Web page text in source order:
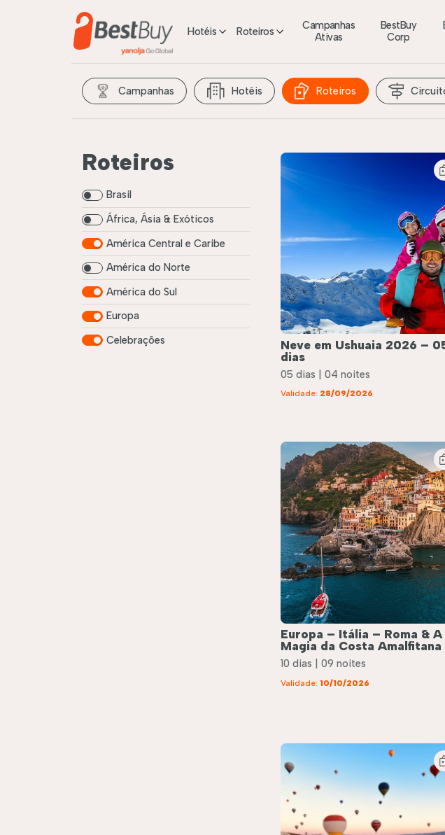
Hotéis Roteiros
Campanhas
Ativas
BestBuy
Corp
Campanhas Hotéis Roteiros
Roteiros
Brasil
África, Ásia & Exóticos
América Central e Caribe
América do Norte
América do Sul
Europa
Celebrações
Neve em Ushuaia 2026 –
dias
05 dias | 04 noites
Validade: 28/09/2026
Europa – Itália – Roma & A
Magia da Costa Amalfitana
10 dias | 09 noites
Validade: 10/10/2026